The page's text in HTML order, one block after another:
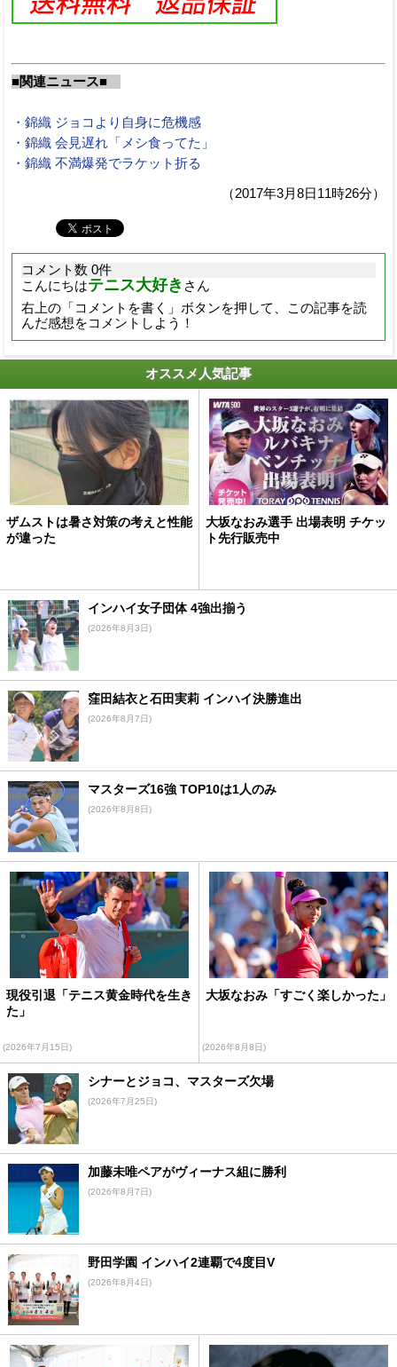
■関連ニュース■
・錦織 ジョコより自身に危機感
・錦織 会見遅れ「メシ食ってた」
・錦織 不満爆発でラケット折る
（2017年3月8日11時26分）
コメント数 0件
こんにちはテニス大好き さん
右上の「コメントを書く」ボタンを押して、この記事を読
んだ感想をコメントしよう！
オススメ人気記事
ザムストは暑さ対策の考えと性能
が違った
大坂なおみ選手 出場表明 チケッ
ト先行販売中
インハイ女子団体 4強出揃う
(2026年8月3日)
窪田結衣と石田実莉 インハイ決勝進出
(2026年8月7日)
マスターズ16強 TOP10は1人のみ
(2026年8月8日)
現役引退「テニス黄金時代を生き
た」
(2026年7月15日)
大坂なおみ「すごく楽しかった」
(2026年8月8日)
シナーとジョコ、マスターズ欠場
(2026年7月25日)
加藤未唯ペアがヴィーナス組に勝利
(2026年8月7日)
野田学園 インハイ2連覇で4度目V
(2026年8月4日)